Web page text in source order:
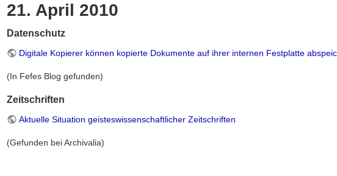
21. April 2010
Datenschutz
Digitale Kopierer können kopierte Dokumente auf ihrer internen Festplatte
(In Fefes Blog gefunden)
Zeitschriften
Aktuelle Situation geisteswissenschaftlicher Zeitschriften
(Gefunden bei Archivalia)